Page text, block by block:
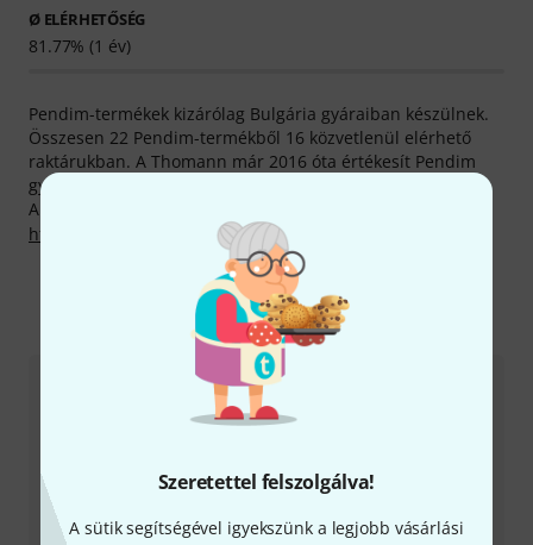
Szeretettel felszolgálva!
A sütik segítségével igyekszünk a legjobb vásárlási
Ø ELÉRHETŐSÉG
81.77% (1 év)
Pendim-termékek kizárólag Bulgária gyáraiban készülnek.
Összesen 22 Pendim-termékből 16 közvetlenül elérhető
raktárukban. A Thomann már 2016 óta értékesít Pendim
gyártotta termékeket.
A gyártóval kapcsolatban itt találsz bővebb tájékoztatást:
http://pendim.com
Így érhetsz el minket
Ügyfélszolgálat - Magyarország